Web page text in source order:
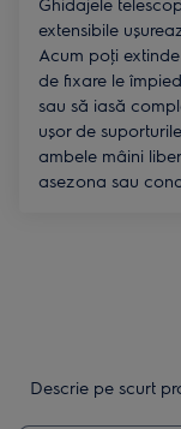
extensibile
Acum poţi
de fixare le
sau să iasă
ușor de
ambele mâini
asezona sau
Descrie pe scurt